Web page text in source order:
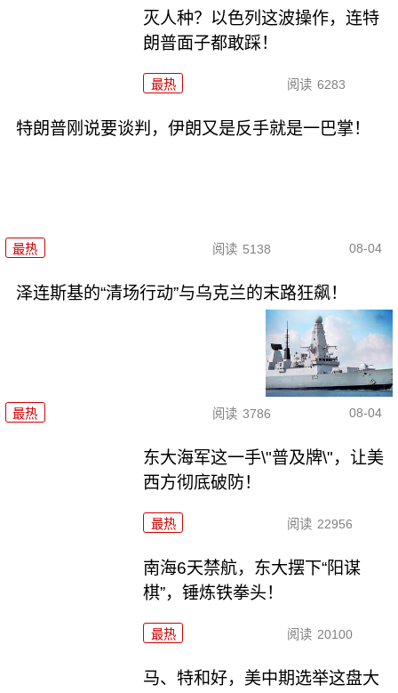
灭人种？以色列这波操作，连特
朗普面子都敢踩！
最热 阅读 6283
特朗普刚说要谈判，伊朗又是反手就是一巴掌！
最热 阅读 5138 08-04
泽连斯基的“清场行动”与乌克兰的末路狂飙！
最热 阅读 3786 08-04
东大海军这一手\"普及牌\"，让美
西方彻底破防！
最热 阅读 22956
南海6天禁航，东大摆下“阳谋
棋”，锤炼铁拳头！
最热 阅读 20100
马、特和好，美中期选举这盘大